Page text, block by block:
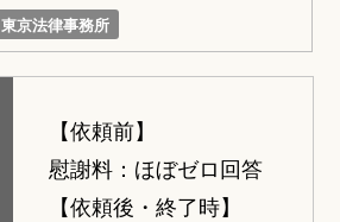
東京法律事務所
【依頼前】
慰謝料：ほぼゼロ回答
【依頼後・終了時】